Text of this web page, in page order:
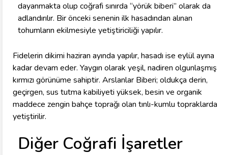
dayanmakta olup coğrafi sınırda “yörük biberi” olarak da
adlandırılır. Bir önceki senenin ilk hasadından alınan
tohumların ekilmesiyle yetiştiriciliği yapılır.
Fidelerin dikimi haziran ayında yapılır, hasadı ise eylül ayına
kadar devam eder. Yaygın olarak yeşil, nadiren olgunlaşmış
kırmızı görünüme sahiptir. Arslanlar Biberi; oldukça derin,
geçirgen, sus tutma kabiliyeti yüksek, besin ve organik
maddece zengin bahçe toprağı olan tınlı-kumlu topraklarda
yetiştirilir.
Diğer Coğrafi İşaretler